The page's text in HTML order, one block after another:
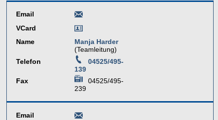
Email
VCard
Name
Manja Harder
(Teamleitung)
Telefon
04525/495-
139
Fax
04525/495-
239
Email